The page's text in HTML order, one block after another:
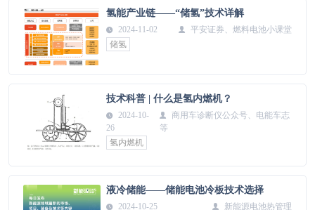
氢能产业链——“储氢”技术详解
2024-11-02
平安证券、燃料电池小课堂
储氢
技术科普 | 什么是氢内燃机？
2024-10-
26
商用车诊断仪公众号、电能车志
等
氢内燃机
液冷储能——储能电池冷板技术选择
2024-10-25
新能源电池热管理